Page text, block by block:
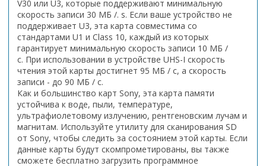
V30 или U3, которые поддерживают минимальную
скорость записи 30 МБ /. s. Если ваше устройство не
поддерживает U3, эта карта совместима со
стандартами U1 и Class 10, каждый из которых
гарантирует минимальную скорость записи 10 МБ /
с. При использовании в устройстве UHS-I скорость
чтения этой карты достигнет 95 МБ / с, а скорость
записи - до 90 МБ / с.
Как и большинство карт Sony, эта карта памяти
устойчива к воде, пыли, температуре,
ультрафиолетовому излучению, рентгеновским лучам и
магнитам. Используйте утилиту для сканирования SD
от Sony, чтобы следить за состоянием этой карты. Если
данные карты будут скомпрометированы, вы также
сможете бесплатно загрузить программное